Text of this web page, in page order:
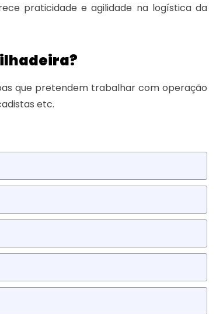
praticidade e agilidade na logística da
que pretendem trabalhar com operação
etc.